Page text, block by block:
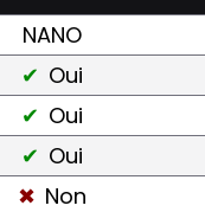
NANO
Oui
Oui
Oui
Non